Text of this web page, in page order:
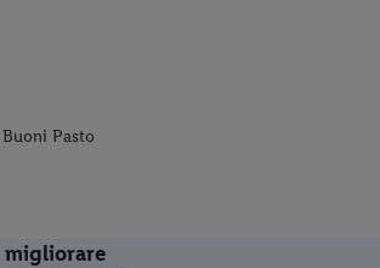
Buoni Pasto
migliorare